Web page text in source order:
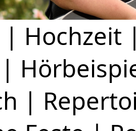
| Hochzeit
|
|